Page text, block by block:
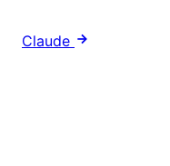
Claude